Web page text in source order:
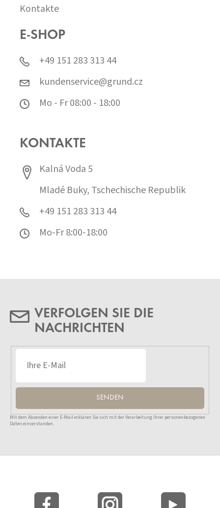
Kontakte
E-SHOP
+49 151 283 313 44
kundenservice@grund.cz
Mo - Fr 08:00 - 18:00
KONTAKTE
Kalná Voda 5
Mladé Buky, Tschechische Republik
+49 151 283 313 44
Mo-Fr 8:00-18:00
VERFOLGEN SIE DIE
NACHRICHTEN
SENDEN
Mit dem Absenden einer E-Mail erklären Sie sich mit der Verarbeitung Ihrer personenbezogenen
Daten einverstanden.